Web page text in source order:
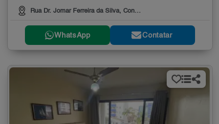
Rua Dr. Jomar Ferreira da Silva, Condomínio Casa I
WhatsApp Contatar